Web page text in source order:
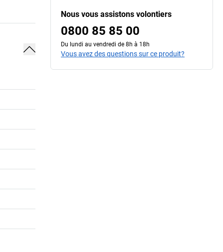
Nous vous assistons volontiers
0800 85 85 00
Du lundi au vendredi de 8h à 18h
Vous avez des questions sur ce produit?